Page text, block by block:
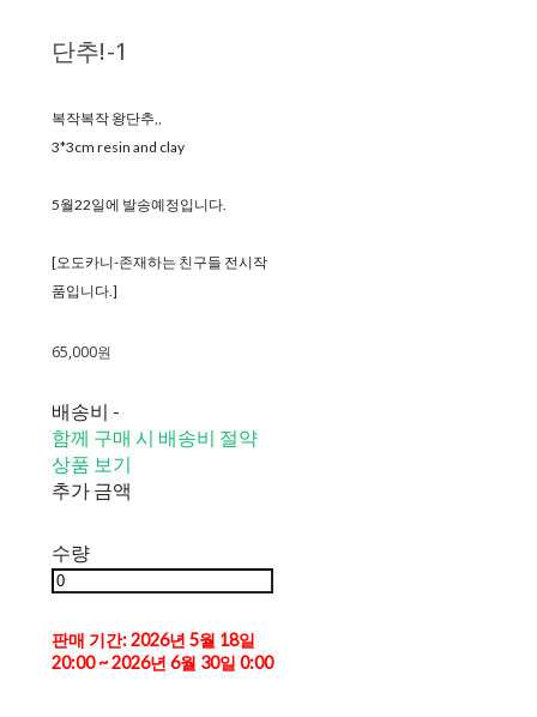
단추!-1
복작복작 왕단추,,
3*3cm resin and clay
5월22일에 발송예정입니다.
[오도카니-존재하는 친구들 전시작
품입니다.]
65,000원
배송비 -
함께 구매 시 배송비 절약
상품 보기
추가 금액
수량
판매 기간: 2026년 5월 18일
20:00 ~ 2026년 6월 30일 0:00